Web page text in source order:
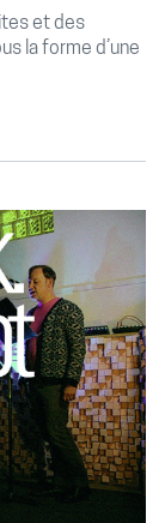
et des
la forme d’une